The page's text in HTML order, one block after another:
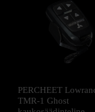
PERCHEET
Kalastajanhattu